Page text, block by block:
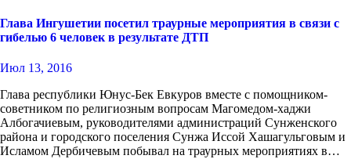
Глава Ингушетии посетил траурные мероприятия в связи с
гибелью 6 человек в результате ДТП
Июл 13, 2016
Глава республики Юнус-Бек Евкуров вместе с помощником-
советником по религиозным вопросам Магомедом-хаджи
Албогачиевым, руководителями администраций Сунженского
района и городского поселения Сунжа Иссой Хашагульговым и
Исламом Дербичевым побывал на траурных мероприятиях в…